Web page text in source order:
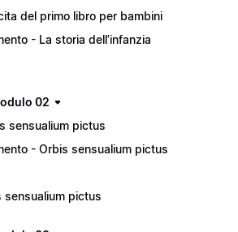
del primo libro per bambini
- La storia dell’infanzia
02
sensualium pictus
- Orbis sensualium pictus
sensualium pictus